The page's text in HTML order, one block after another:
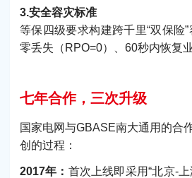
3.安全容灾标准
等保四级要求构建跨千里“双保险
零丢失（RPO=0）、60秒内恢复业
七年合作，三次升级
国家电网与GBASE南大通用的合
创的过程：
2017年： 首次上线即采用“北京-